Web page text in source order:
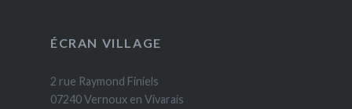
ÉCRAN VILLAGE
2 rue Raymond Finiels
07240 Vernoux en Vivarais